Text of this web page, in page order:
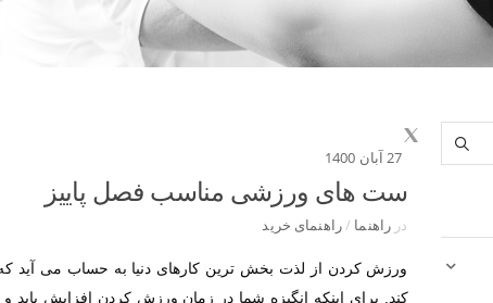
27 آبان 1400
ست های ورزشی مناسب فصل پاییز
در راهنما /راهنمای خرید
ورزش کردن از لذت بخش ترین کارهای دنیا به حساب می آید
کند. برای اینکه انگیزه شما در زمان ورزش کردن افزایش